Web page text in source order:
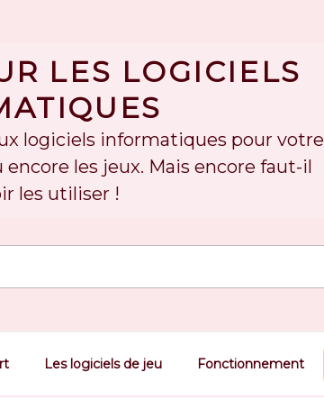
LES LOGICIELS
logiciels informatiques pour votre
les jeux. Mais encore faut-il
les utiliser !
Les logiciels de jeu Fonctionnement